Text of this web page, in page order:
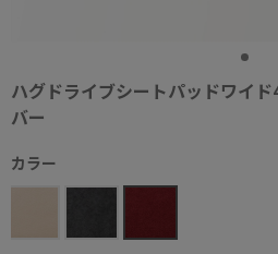
ハグドライブシートパッドワイ
バー
カラー